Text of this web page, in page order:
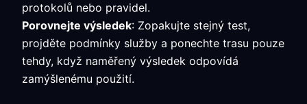
protokolů nebo pravidel.
Porovnejte výsledek: Zopakujte stejný test,
projděte podmínky služby a ponechte trasu pouze
tehdy, když naměřený výsledek odpovídá
zamýšlenému použití.